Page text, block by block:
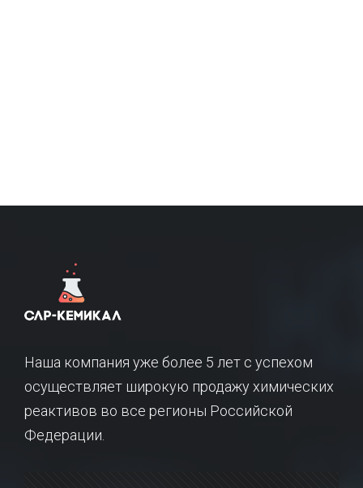
Наша компания уже более 5 лет с успехом
осуществляет широкую продажу химических
реактивов во все регионы Российской
Федерации.